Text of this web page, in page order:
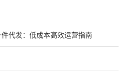
代发：低成本高效运营指南